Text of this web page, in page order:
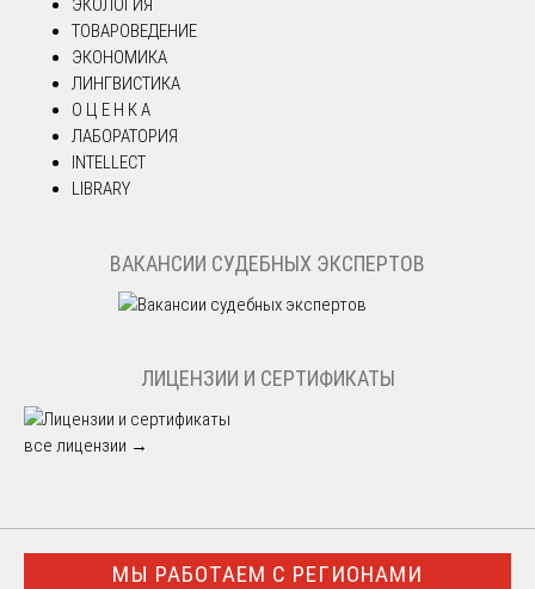
ЭКОЛОГИЯ
ТОВАРОВЕДЕНИЕ
ЭКОНОМИКА
ЛИНГВИСТИКА
О Ц Е Н К А
ЛАБОРАТОРИЯ
INTELLECT
LIBRARY
ВАКАНСИИ СУДЕБНЫХ ЭКСПЕРТОВ
ЛИЦЕНЗИИ И СЕРТИФИКАТЫ
все лицензии →
МЫ РАБОТАЕМ С РЕГИОНАМИ